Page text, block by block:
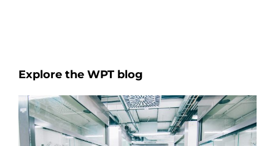
Explore the WPT blog